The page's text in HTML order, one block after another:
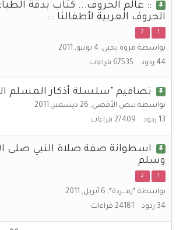
:: عالم الحروف... كتاب بدقة
الحروف العربية لأطفالنا :::
1
2
بواسطة مروة يحيى, 4 يونيو, 2011
44 ردود 67535 قراءات
تصاميم "سلسلة أذكار المسلم
بواسطة نبض الأقصى, 26 ديسمبر, 2011
13 ردود 27409 قراءات
اسطوانة صفة صلاة النبي صلى
وسلم
1
2
بواسطة *زمـــردة*, 6 أبريل, 2011
34 ردود 24181 قراءات